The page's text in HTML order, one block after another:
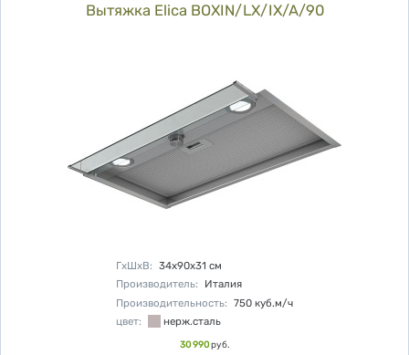
Вытяжка Elica BOXIN/LX/IX/A/90
Характеристики
ГхШхВ: 34х90х31 см
Производитель:
Италия
Производительность: 750 куб.м/ч
цвет: нерж.сталь
30 990 руб.